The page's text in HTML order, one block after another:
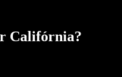
Califórnia?